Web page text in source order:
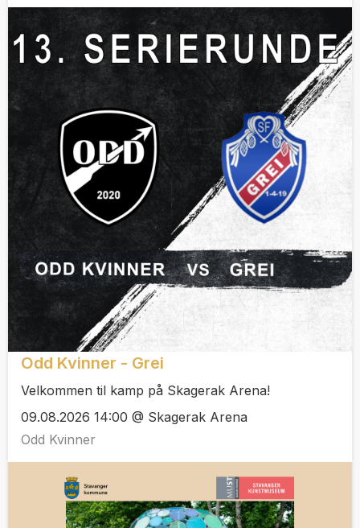
Odd Kvinner - Grei
Velkommen til kamp på Skagerak Arena!
09.08.2026 14:00 @ Skagerak Arena
Odd Kvinner